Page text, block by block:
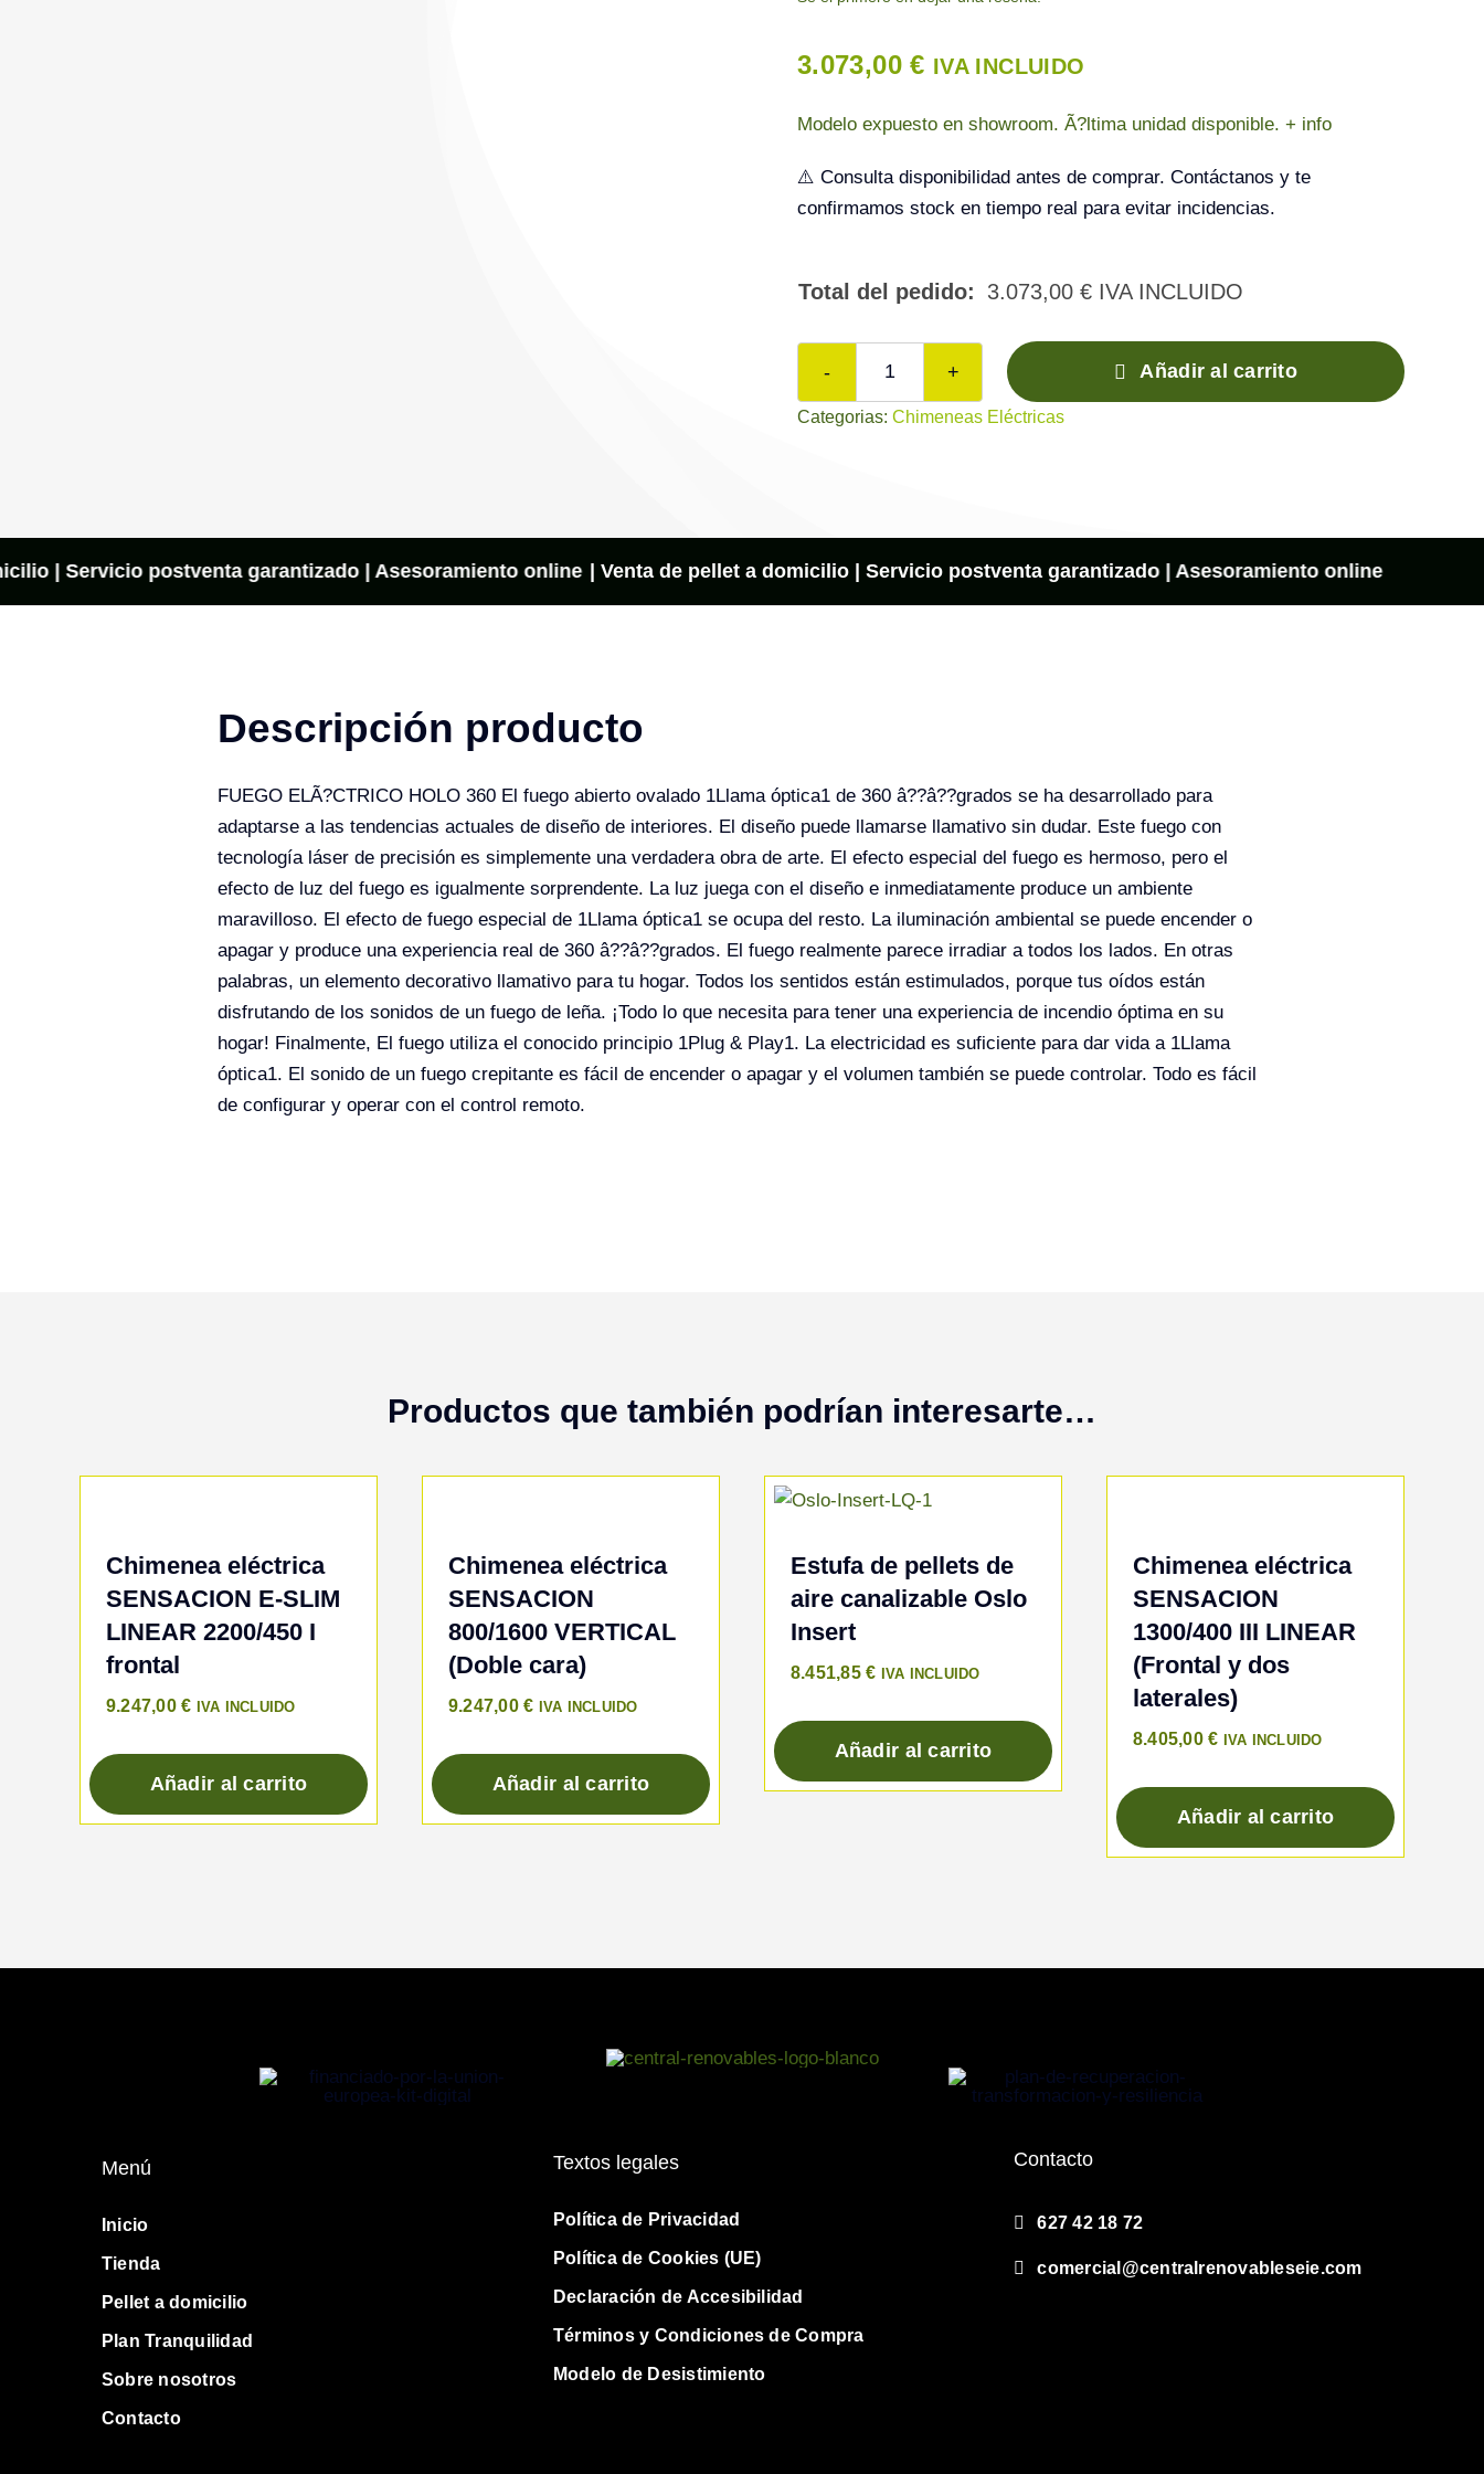
3.073,00€ IVA INCLUIDO
Modelo expuesto en showroom. Ã?ltima unidad disponible. + info
⚠️ Consulta disponibilidad antes de comprar. Contáctanos y te
confirmamos stock en tiempo real para evitar incidencias.
Total del pedido: 3.073,00 € IVA INCLUIDO
eléctrica
Añadir al carrito
Categorias: Chimeneas Eléctricas
| Servicio postventa garantizado | Asesoramiento online | Venta de pellet a domicilio | Servicio postventa garantizado | Asesoramiento online
Descripción producto
FUEGO ELÃ?CTRICO HOLO 360 El fuego abierto ovalado 1Llama óptica1 de 360 â??â??grados se ha desarrollado para
adaptarse a las tendencias actuales de diseño de interiores. El diseño puede llamarse llamativo sin dudar. Este fuego con
tecnología láser de precisión es simplemente una verdadera obra de arte. El efecto especial del fuego es hermoso, pero el
efecto de luz del fuego es igualmente sorprendente. La luz juega con el diseño e inmediatamente produce un ambiente
maravilloso. El efecto de fuego especial de 1Llama óptica1 se ocupa del resto. La iluminación ambiental se puede encender o
apagar y produce una experiencia real de 360 â??â??grados. El fuego realmente parece irradiar a todos los lados. En otras
palabras, un elemento decorativo llamativo para tu hogar. Todos los sentidos están estimulados, porque tus oídos están
disfrutando de los sonidos de un fuego de leña. ¡Todo lo que necesita para tener una experiencia de incendio óptima en su
hogar! Finalmente, El fuego utiliza el conocido principio 1Plug & Play1. La electricidad es suficiente para dar vida a 1Llama
óptica1. El sonido de un fuego crepitante es fácil de encender o apagar y el volumen también se puede controlar. Todo es fácil
de configurar y operar con el control remoto.
Productos que también podrían interesarte…
Chimenea eléctrica
SENSACION E-SLIM
LINEAR 2200/450 I
frontal
9.247,00€ IVA INCLUIDO
Añadir al carrito
Chimenea eléctrica
SENSACION
800/1600 VERTICAL
(Doble cara)
9.247,00€ IVA INCLUIDO
Añadir al carrito
Estufa de pellets de
aire canalizable Oslo
Insert
8.451,85€ IVA INCLUIDO
Añadir al carrito
Chimenea eléctrica
SENSACION
1300/400 III LINEAR
(Frontal y dos
laterales)
8.405,00€ IVA INCLUIDO
Añadir al carrito
Menú
Inicio
Tienda
Pellet a domicilio
Plan Tranquilidad
Sobre nosotros
Contacto
Textos legales
Política de Privacidad
Política de Cookies (UE)
Declaración de Accesibilidad
Términos y Condiciones de Compra
Modelo de Desistimiento
Contacto
627 42 18 72
comercial@centralrenovableseie.com